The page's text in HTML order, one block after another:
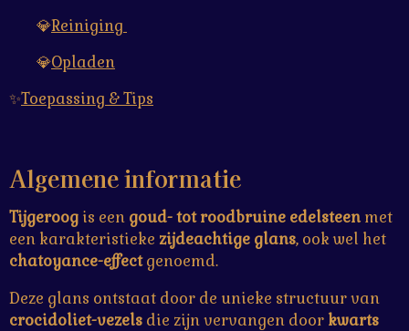
💎Reiniging
💎Opladen
✨Toepassing & Tips
Algemene informatie
Tijgeroog is een goud- tot roodbruine edelsteenmet
een karakteristieke zijdeachtige glans, ook wel het
chatoyance-effectgenoemd.
Deze glans ontstaat door de unieke structuur van
crocidoliet-vezels die zijn vervangen door kwarts